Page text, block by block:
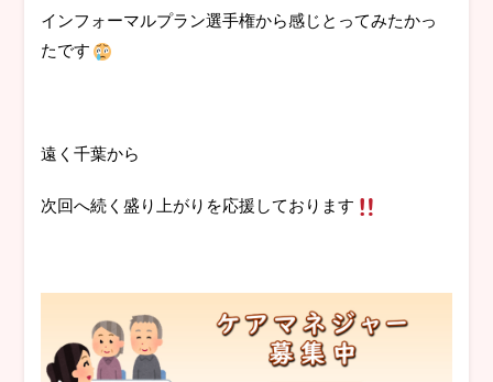
インフォーマルプラン選手権から感じとってみたかっ
たです
遠く千葉から
次回へ続く盛り上がりを応援しております